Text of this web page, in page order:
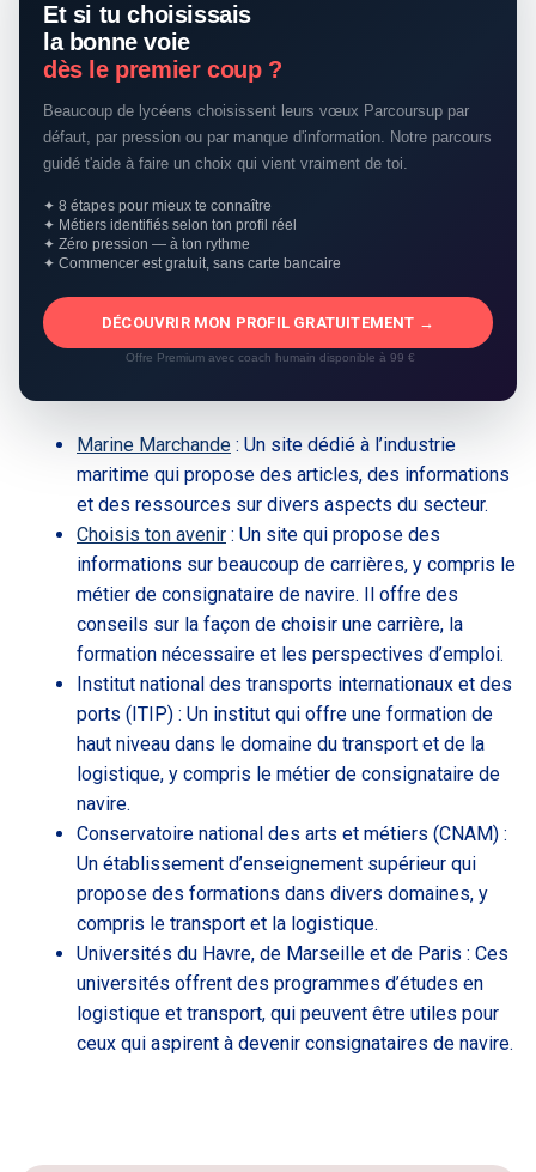
Et si tu choisissais
la bonne voie
dès le premier coup ?
Beaucoup de lycéens choisissent leurs vœux Parcoursup par
défaut, par pression ou par manque d'information. Notre parcours
guidé t'aide à faire un choix qui vient vraiment de toi.
✦ 8 étapes pour mieux te connaître
✦ Métiers identifiés selon ton profil réel
✦ Zéro pression — à ton rythme
✦ Commencer est gratuit, sans carte bancaire
DÉCOUVRIR MON PROFIL GRATUITEMENT →
Offre Premium avec coach humain disponible à 99 €
Marine Marchande : Un site dédié à l’industrie
maritime qui propose des articles, des informations
et des ressources sur divers aspects du secteur.
Choisis ton avenir : Un site qui propose des
informations sur beaucoup de carrières, y compris le
métier de consignataire de navire. Il offre des
conseils sur la façon de choisir une carrière, la
formation nécessaire et les perspectives d’emploi.
Institut national des transports internationaux et des
ports (ITIP) : Un institut qui offre une formation de
haut niveau dans le domaine du transport et de la
logistique, y compris le métier de consignataire de
navire.
Conservatoire national des arts et métiers (CNAM) :
Un établissement d’enseignement supérieur qui
propose des formations dans divers domaines, y
compris le transport et la logistique.
Universités du Havre, de Marseille et de Paris : Ces
universités offrent des programmes d’études en
logistique et transport, qui peuvent être utiles pour
ceux qui aspirent à devenir consignataires de navire.